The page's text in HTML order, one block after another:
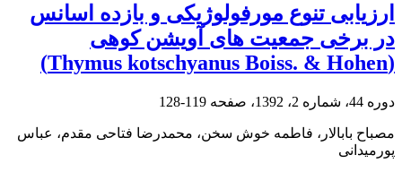
ارزیابی تنوع مورفولوژیکی و بازده اسانس
در برخی جمعیت های آویشن کوهی
(Thymus kotschyanus Boiss. & Hohen)
دوره 44، شماره 2، 1392، صفحه 119-128
مصباح بابالار، فاطمه خوش سخن، محمدرضا فتاحی مقدم، عباس
پورمیدانی